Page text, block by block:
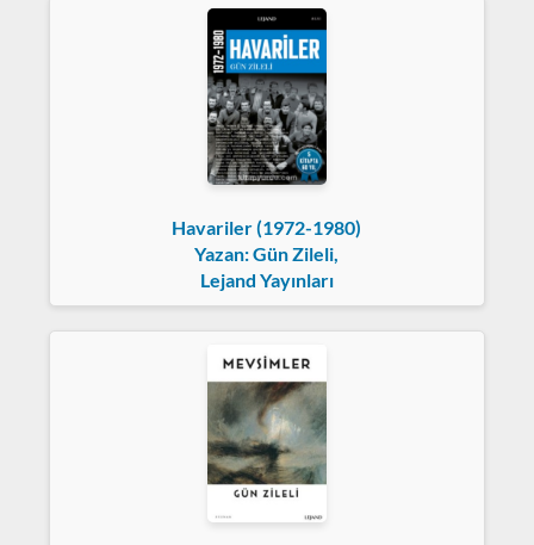
Havariler (1972-1980)
Yazan: Gün Zileli,
Lejand Yayınları